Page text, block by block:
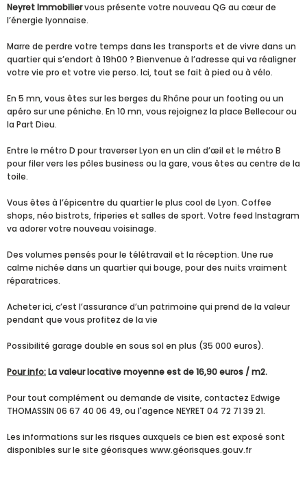
Neyret Immobiliervous présente votre nouveau QG au cœur de
l’énergie lyonnaise.
Marre de perdre votre temps dans les transports et de vivre dans un
quartier qui s’endort à 19h00 ? Bienvenue à l’adresse qui va réaligner
votre vie pro et votre vie perso. Ici, tout se fait à pied ou à vélo.
En 5 mn, vous êtes sur les berges du Rhône pour un footing ou un
apéro sur une péniche. En 10 mn, vous rejoignez la place Bellecour ou
la Part Dieu.
Entre le métro D pour traverser Lyon en un clin d’œil et le métro B
pour filer vers les pôles business ou la gare, vous êtes au centre de la
toile.
Vous êtes à l’épicentre du quartier le plus cool de Lyon. Coffee
shops, néo bistrots, friperies et salles de sport. Votre feed Instagram
va adorer votre nouveau voisinage.
Des volumes pensés pour le télétravail et la réception. Une rue
calme nichée dans un quartier qui bouge, pour des nuits vraiment
réparatrices.
Acheter ici, c’est l’assurance d’un patrimoine qui prend de la valeur
pendant que vous profitez de la vie
Possibilité garage double en sous sol en plus (35 000 euros).
Pour info:La valeur locative moyenne est de 16,90 euros / m2.
Pour tout complément ou demande de visite, contactez Edwige
THOMASSIN 06 67 40 06 49, ou l'agence NEYRET 04 72 71 39 21.
Les informations sur les risques auxquels ce bien est exposé sont
disponibles sur le site géorisques www.géorisques.gouv.fr